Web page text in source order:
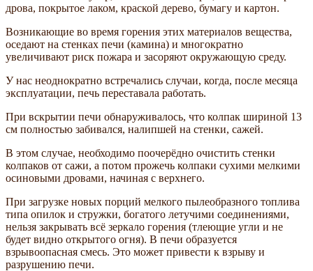
дрова, покрытое лаком, краской дерево, бумагу и картон.
Возникающие во время горения этих материалов вещества,
оседают на стенках печи (камина) и многократно
увеличивают риск пожара и засоряют окружающую среду.
У нас неоднократно встречались случаи, когда, после месяца
эксплуатации, печь переставала работать.
При вскрытии печи обнаруживалось, что колпак шириной 13
см полностью забивался, налипшей на стенки, сажей.
В этом случае, необходимо поочерёдно очистить стенки
колпаков от сажи, а потом прожечь колпаки сухими мелкими
осиновыми дровами, начиная с верхнего.
При загрузке новых порций мелкого пылеобразного топлива
типа опилок и стружки, богатого летучими соединениями,
нельзя закрывать всё зеркало горения (тлеющие угли и не
будет видно открытого огня). В печи образуется
взрывоопасная смесь. Это может привести к взрыву и
разрушению печи.